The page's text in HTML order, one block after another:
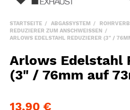
STARTSEITE ABGASSYSTEM
REDUZIERER ZUM ANSCHWEISSEN
ARLOWS EDELSTAHL REDUZIERER (3" /
Arlows Edelstahl
(3" / 76mm auf
13,90 €